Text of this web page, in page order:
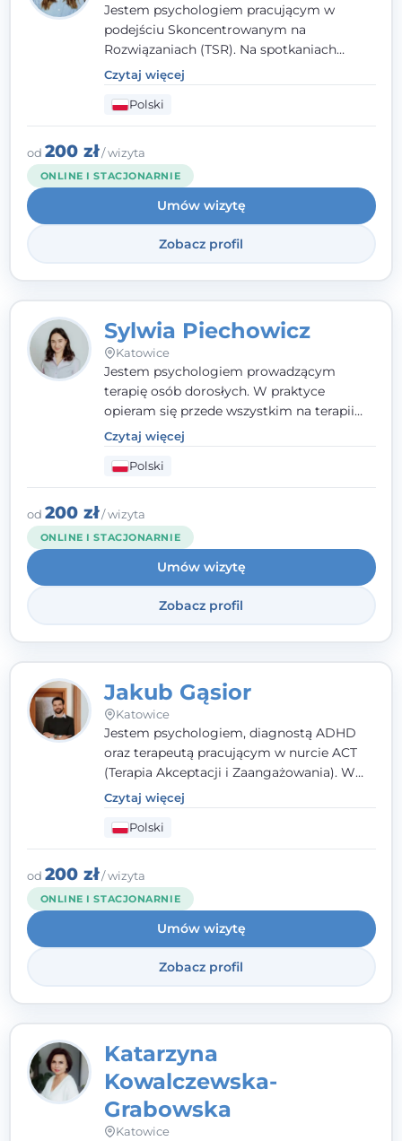
Jestem psychologiem pracującym w
podejściu Skoncentrowanym na
Rozwiązaniach (TSR). Na spotkaniach
pracuję w sposób dopasowany do Ciebie -
nawet jeśli na starcie nie wiesz dokładnie,
czego potrzebujesz, odkrywamy to razem,
krok po kroku. Towarzyszę dorosłym oraz
młodzieży od 13. roku życia.
Czytaj więcej
Polski
od 200 zł/ wizyta
ONLINE I STACJONARNIE
Umów wizytę
Zobacz profil
Sylwia Piechowicz
Katowice
Jestem psychologiem prowadzącym
terapię osób dorosłych. W praktyce
opieram się przede wszystkim na terapii
poznawczo-behawioralnej (CBT), a także na
podejściu skoncentrowanym na
rozwiązaniach (TSR) oraz Racjonalnej
Terapii Zachowania (RTZ). Dużą wagę
przykładam do relacji opartej na empatii,
poczuciu bezpieczeństwa i wzajemnym
zrozumieniu.
Czytaj więcej
Polski
od 200 zł/ wizyta
ONLINE I STACJONARNIE
Umów wizytę
Zobacz profil
Jakub Gąsior
Katowice
Jestem psychologiem, diagnostą ADHD
oraz terapeutą pracującym w nurcie ACT
(Terapia Akceptacji i Zaangażowania). W
kontakcie z pacjentem najważniejsze są dla
mnie serdeczność, zrozumienie i atmosfera
pełna ciepła. Wierzę, że skuteczna terapia
to wspólne działanie - razem tworzymy
zespół, który szuka rozwiązań.
Czytaj więcej
Polski
od 200 zł/ wizyta
ONLINE I STACJONARNIE
Umów wizytę
Zobacz profil
Katarzyna
Kowalczewska-
Grabowska
Katowice